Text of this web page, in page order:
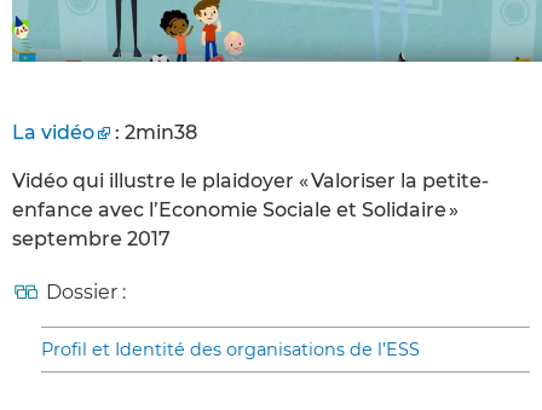
La vidéo : 2min38
Vidéo qui illustre le plaidoyer « Valoriser la petite-
enfance avec l’Economie Sociale et Solidaire »
septembre 2017
Dossier :
Profil et Identité des organisations de l’ESS